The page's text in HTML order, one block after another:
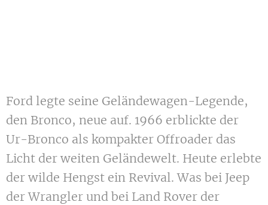
Ford legte seine Geländewagen-Legende,
den Bronco, neue auf. 1966 erblickte der
Ur-Bronco als kompakter Offroader das
Licht der weiten Geländewelt. Heute erlebte
der wilde Hengst ein Revival. Was bei Jeep
der Wrangler und bei Land Rover der